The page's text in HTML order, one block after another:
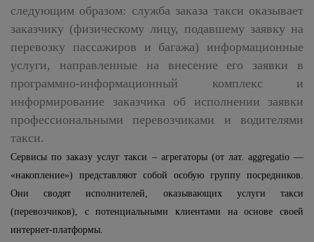
следующим образом: служба заказа такси оказывает
заказчику (физическому лицу, подавшему заявку на
перевозку пассажиров и багажа) информационные
услуги, направленные на внесение его заявки в
программно-информационный комплекс и
информирование заказчика об исполнении заявки
профессиональными перевозчиками и водителями
такси.
Сервисы по заказу услуг такси – агрегаторы (от лат. aggregatio —
«накопление») представляют собой особую группу посредников.
Они сводят исполнителей, оказывающих услуги такси
(перевозчиков), с потенциальными клиентами на основе своей
интернет-платформы.